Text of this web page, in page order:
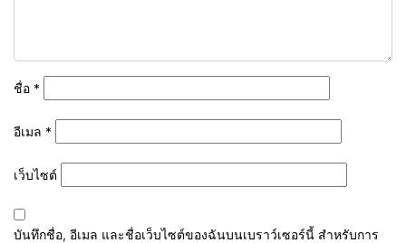
ชื่อ *
อีเมล *
เว็บไซต์
บันทึกชื่อ, อีเมล และชื่อเว็บไซต์ของฉันบนเบราว์เซอร์นี้ สำหรับการ